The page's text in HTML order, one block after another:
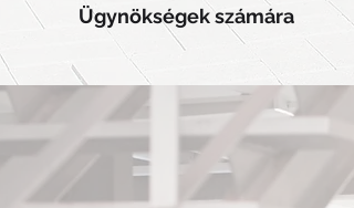
Ügynökségek számára